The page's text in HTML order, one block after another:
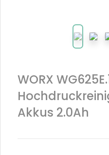
WORX
Akkus 2.0Ah